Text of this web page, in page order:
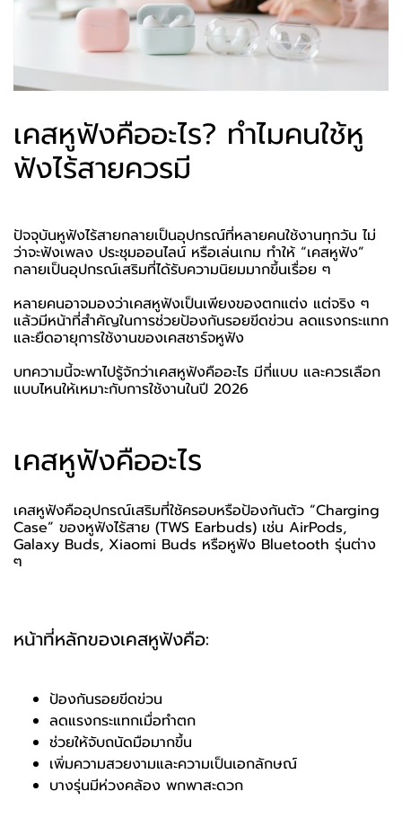
เคสหูฟังคืออะไร? ทำไมคนใช้หู
ฟังไร้สายควรมี
ปัจจุบันหูฟังไร้สายกลายเป็นอุปกรณ์ที่หลายคนใช้งานทุกวัน ไม่
ว่าจะฟังเพลง ประชุมออนไลน์ หรือเล่นเกม ทำให้ “เคสหูฟัง”
กลายเป็นอุปกรณ์เสริมที่ได้รับความนิยมมากขึ้นเรื่อย ๆ
หลายคนอาจมองว่าเคสหูฟังเป็นเพียงของตกแต่ง แต่จริง ๆ
แล้วมีหน้าที่สำคัญในการช่วยป้องกันรอยขีดข่วน ลดแรงกระแทก
และยืดอายุการใช้งานของเคสชาร์จหูฟัง
บทความนี้จะพาไปรู้จักว่าเคสหูฟังคืออะไร มีกี่แบบ และควรเลือก
แบบไหนให้เหมาะกับการใช้งานในปี 2026
เคสหูฟังคืออะไร
เคสหูฟังคืออุปกรณ์เสริมที่ใช้ครอบหรือป้องกันตัว “Charging
Case” ของหูฟังไร้สาย (TWS Earbuds) เช่น AirPods,
Galaxy Buds, Xiaomi Buds หรือหูฟัง Bluetooth รุ่นต่าง
ๆ
หน้าที่หลักของเคสหูฟังคือ:
ป้องกันรอยขีดข่วน
ลดแรงกระแทกเมื่อทำตก
ช่วยให้จับถนัดมือมากขึ้น
เพิ่มความสวยงามและความเป็นเอกลักษณ์
บางรุ่นมีห่วงคล้อง พกพาสะดวก